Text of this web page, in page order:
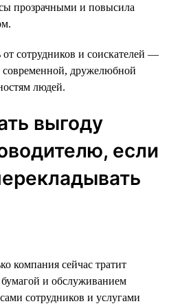
прозрачными и повысила
сотрудников и соискателей —
дружелюбной
людей.
выгоду
если
компания сейчас тратит
и обслуживанием
сотрудников и услугами